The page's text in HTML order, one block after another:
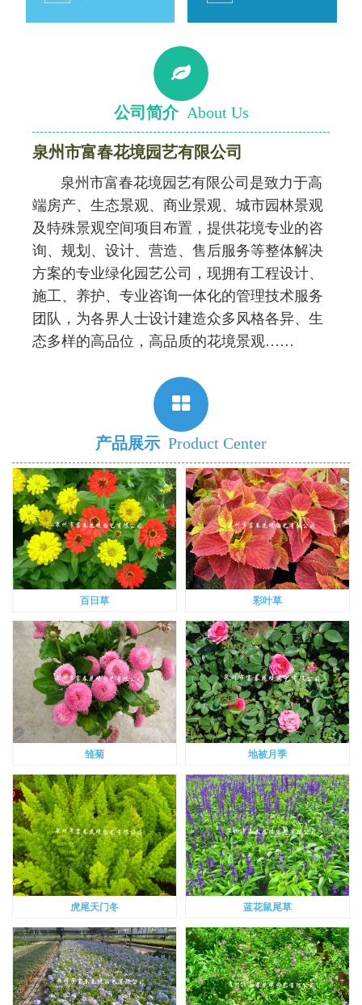
公司简介 About Us
泉州市富春花境园艺有限公司
泉州市富春花境园艺有限公司是致力于高
端房产、生态景观、商业景观、城市园林景观
及特殊景观空间项目布置，提供花境专业的咨
询、规划、设计、营造、售后服务等整体解决
方案的专业绿化园艺公司，现拥有工程设计、
施工、养护、专业咨询一体化的管理技术服务
团队，为各界人士设计建造众多风格各异、生
态多样的高品位，高品质的花境景观……
产品展示 Product Center
百日草 彩叶草
雏菊 地被月季
虎尾天门冬 蓝花鼠尾草